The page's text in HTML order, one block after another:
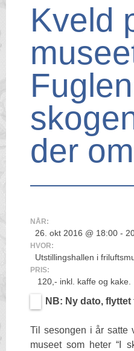
Kveld
der
NÅR:
26. okt 2016 @ 18:00 -
HVOR:
Utstillingshallen i
PRIS:
120,- inkl. kaffe og kake.
NB: Ny dato, flyttet
Til sesongen i år satte
museet som heter “I